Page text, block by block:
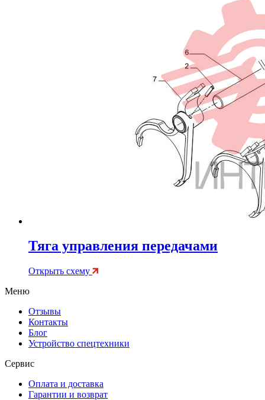
Тяга управления передачами
Открыть схему
Меню
Отзывы
Контакты
Блог
Устройство спецтехники
Сервис
Оплата и доставка
Гарантии и возврат